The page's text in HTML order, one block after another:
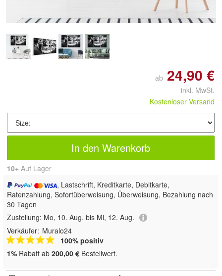
ab 24,90 €
inkl. MwSt.
Kostenloser Versand
In den Warenkorb
10+ Auf Lager
, Lastschrift, Kreditkarte, Debitkarte,
Ratenzahlung, Sofortüberweisung, Überweisung, Bezahlung nach
30 Tagen
Zustellung: Mo, 10. Aug. bis Mi, 12. Aug.
Verkäufer: Muralo24
100% positiv
1% Rabatt ab 200,00 € Bestellwert.